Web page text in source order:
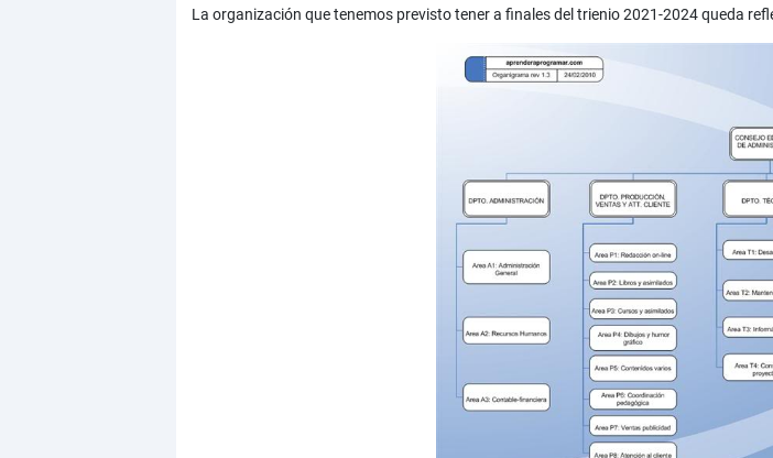
La organización que tenemos previsto tener a finales del trienio 2021-2024 queda